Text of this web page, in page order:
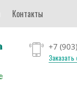
Контакты
+7